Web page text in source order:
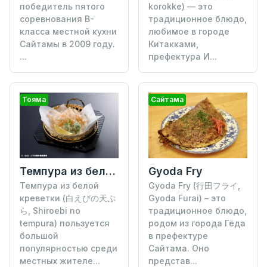
победитель пятого
соревнования B-
класса местной кухни
Сайтамы в 2009 году.
...
korokke) — это
традиционное блюдо,
любимое в городе
Китакками,
префектура И...
Тояма
Темпура из белой креветки
Темпура из белой
креветки (白えびの天ぷ
ら, Shiroebi no
tempura) пользуется
большой
популярностью среди
местных жителе...
Сайтама
Gyoda Fry
Gyoda Fry (行田フライ,
Gyoda Furai) – это
традиционное блюдо,
родом из города Гёда
в префектуре
Сайтама. Оно
представ...